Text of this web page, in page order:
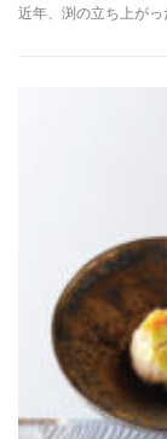
近年、渕の立ち上が